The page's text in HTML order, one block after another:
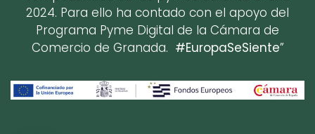
2024. Para ello ha contado con el apoyo del
Programa Pyme Digital de la Cámara de
Comercio de Granada. #EuropaSeSiente”